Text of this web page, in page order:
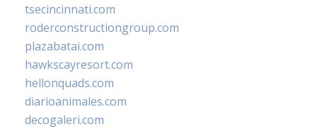
tsecincinnati.com
roderconstructiongroup.com
plazabatai.com
hawkscayresort.com
hellonquads.com
diarioanimales.com
decogaleri.com